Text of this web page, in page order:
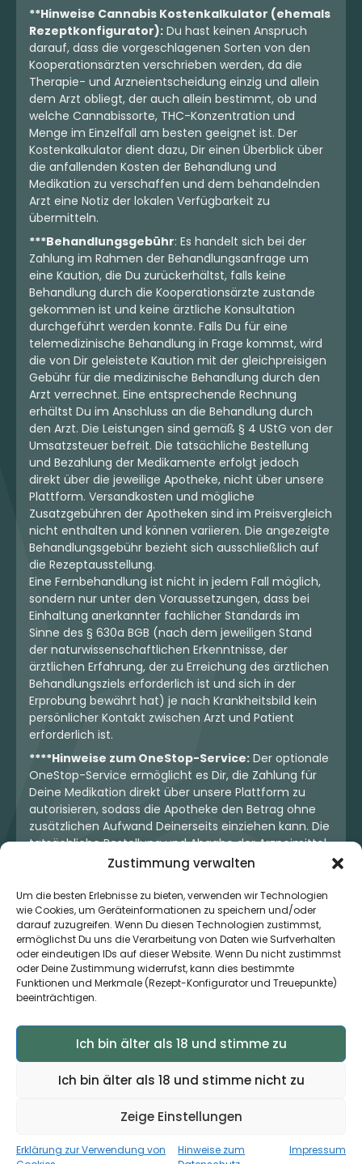
Zustimmung verwalten
Um die besten Erlebnisse zu bieten, verwenden wir Technologien
wie Cookies, um Geräteinformationen zu speichern und/oder
darauf zuzugreifen. Wenn Du diesen Technologien zustimmst,
ermöglichst Du uns die Verarbeitung von Daten wie Surfverhalten
oder eindeutigen IDs auf dieser Website. Wenn Du nicht zustimmst
oder Deine Zustimmung widerrufst, kann dies bestimmte
Funktionen und Merkmale (Rezept-Konfigurator und Treuepunkte)
beeinträchtigen.
Ich bin älter als 18 und stimme zu
Ich bin älter als 18 und stimme nicht zu
Zeige Einstellungen
Erklärung zur Verwendung von
Hinweise zum
Impressum
**Hinweise Cannabis Kostenkalkulator (ehemals
Rezeptkonfigurator): Du hast keinen Anspruch
darauf, dass die vorgeschlagenen Sorten von den
Kooperationsärzten verschrieben werden, da die
Therapie- und Arzneientscheidung einzig und allein
dem Arzt obliegt, der auch allein bestimmt, ob und
welche Cannabissorte, THC-Konzentration und
Menge im Einzelfall am besten geeignet ist. Der
Kostenkalkulator dient dazu, Dir einen Überblick über
die anfallenden Kosten der Behandlung und
Medikation zu verschaffen und dem behandelnden
Arzt eine Notiz der lokalen Verfügbarkeit zu
übermitteln.
***Behandlungsgebühr: Es handelt sich bei der
Zahlung im Rahmen der Behandlungsanfrage um
eine Kaution, die Du zurückerhältst, falls keine
Behandlung durch die Kooperationsärzte zustande
gekommen ist und keine ärztliche Konsultation
durchgeführt werden konnte. Falls Du für eine
telemedizinische Behandlung in Frage kommst, wird
die von Dir geleistete Kaution mit der gleichpreisigen
Gebühr für die medizinische Behandlung durch den
Arzt verrechnet. Eine entsprechende Rechnung
erhältst Du im Anschluss an die Behandlung durch
den Arzt. Die Leistungen sind gemäß § 4 UStG von der
Umsatzsteuer befreit. Die tatsächliche Bestellung
und Bezahlung der Medikamente erfolgt jedoch
direkt über die jeweilige Apotheke, nicht über unsere
Plattform. Versandkosten und mögliche
Zusatzgebühren der Apotheken sind im Preisvergleich
nicht enthalten und können variieren. Die angezeigte
Behandlungsgebühr bezieht sich ausschließlich auf
die Rezeptausstellung.
Eine Fernbehandlung ist nicht in jedem Fall möglich,
sondern nur unter den Voraussetzungen, dass bei
Einhaltung anerkannter fachlicher Standards im
Sinne des § 630a BGB (nach dem jeweiligen Stand
der naturwissenschaftlichen Erkenntnisse, der
ärztlichen Erfahrung, der zu Erreichung des ärztlichen
Behandlungsziels erforderlich ist und sich in der
Erprobung bewährt hat) je nach Krankheitsbild kein
persönlicher Kontakt zwischen Arzt und Patient
erforderlich ist.
****Hinweise zum OneStop-Service: Der optionale
OneStop-Service ermöglicht es Dir, die Zahlung für
Deine Medikation direkt über unsere Plattform zu
autorisieren, sodass die Apotheke den Betrag ohne
zusätzlichen Aufwand Deinerseits einziehen kann. Die
tatsächliche Bestellung und Abgabe der Arzneimittel
erfolgt jedoch ausschließlich über die jeweilige
Dir und der Apotheke. Unser OneStop-Service stellt
kein pharmazeutisches Angebot dar, sondern dient
lediglich der komfortablen Zahlungsabwicklung. Die
Nutzung ist freiwillig und hat keinerlei Einfluss auf die
ärztliche Therapieentscheidung oder die Wahl der
verschriebenen Medikation. Apotheken sind rechtlich
unabhängig und unterliegen den gesetzlichen
© 2026 MedCanOneStop (MCOS GmbH) - Alle Rechte
vorbehalten.
Zur App ›